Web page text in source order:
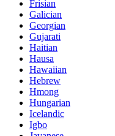
Frisian
Galician
Georgian
Gujarati
Haitian
Hausa
Hawaiian
Hebrew
Hmong
Hungarian
Icelandic
Igbo